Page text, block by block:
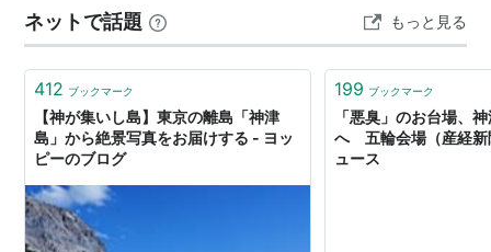
の頃は、詰所の生活（車も詰所に置いてた）と、 若者の
アウトドア遊びの提案をしてくれたのが職場の親友…
ネットで話題 もっと見る
412 ブックマーク
【神が集いし島】東京の離島「神津
島」から絶景写真をお届けする - ヨッ
ピーのブログ
199 ブックマーク
「悪臭」のお台場、
へ 五輪会場（産経
ュース